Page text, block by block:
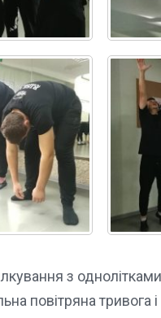
з
повітряна тривога